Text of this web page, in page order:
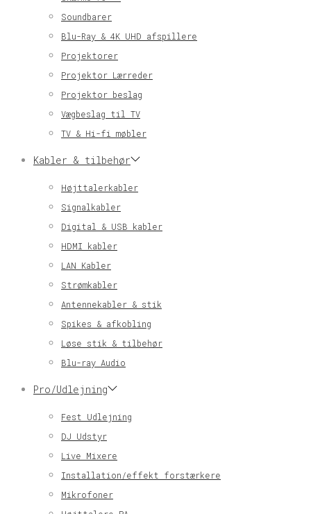
Soundbarer
Blu-Ray & 4K UHD afspillere
Projektorer
Projektor Lærreder
Projektor beslag
Vægbeslag til TV
TV & Hi-fi møbler
Kabler & tilbehør
Højttalerkabler
Signalkabler
Digital & USB kabler
HDMI kabler
LAN Kabler
Strømkabler
Antennekabler & stik
Spikes & afkobling
Løse stik & tilbehør
Blu-ray Audio
Pro/Udlejning
Fest Udlejning
DJ Udstyr
Live Mixere
Installation/effekt forstærkere
Mikrofoner